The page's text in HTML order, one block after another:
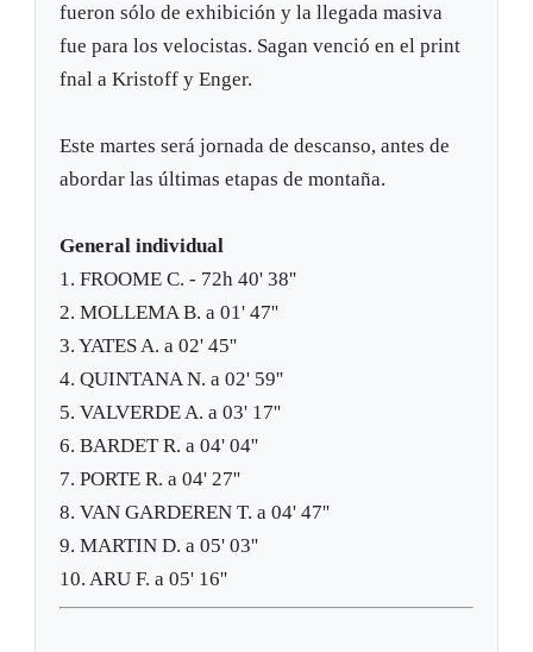
fueron sólo de exhibición y la llegada masiva
fue para los velocistas. Sagan venció en el print
fnal a Kristoff y Enger.
Este martes será jornada de descanso, antes de
abordar las últimas etapas de montaña.
General individual
1. FROOME C. - 72h 40' 38''
2. MOLLEMA B. a 01' 47''
3. YATES A. a 02' 45''
4. QUINTANA N. a 02' 59''
5. VALVERDE A. a 03' 17''
6. BARDET R. a 04' 04''
7. PORTE R. a 04' 27''
8. VAN GARDEREN T. a 04' 47''
9. MARTIN D. a 05' 03''
10. ARU F. a 05' 16''